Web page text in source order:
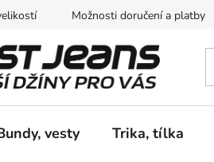
Možnosti doručení a platby
vesty Trika, tílka